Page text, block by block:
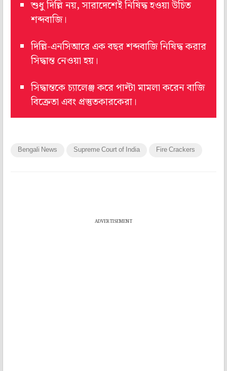
শুধু দিল্লি নয়, সারাদেশেই নিষিদ্ধ হওয়া উচিত
শব্দবাজি।
দিল্লি-এনসিআরে এক বছর শব্দবাজি নিষিদ্ধ করার
সিদ্ধান্ত নেওয়া হয়।
সিদ্ধান্তকে চ্যালেঞ্জ করে পাল্টা মামলা করেন বাজি
বিক্রেতা এবং প্রস্তুতকারকেরা।
Bengali News Supreme Court of India Fire Crackers
ADVERTISEMENT